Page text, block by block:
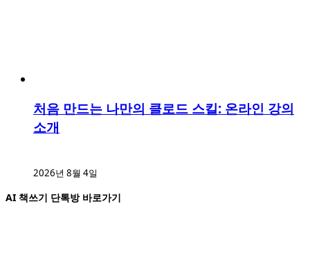
처음 만드는 나만의 클로드 스킬: 온라인 강의
소개
2026년 8월 4일
AI 책쓰기 단톡방 바로가기